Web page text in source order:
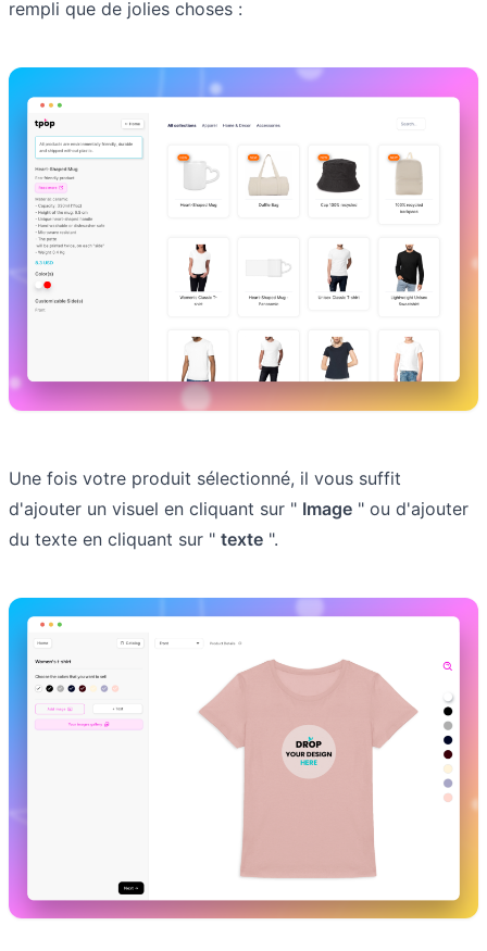
rempli que de jolies choses :
Une fois votre produit sélectionné, il vous suffit
d'ajouter un visuel en cliquant sur " Image " ou d'ajouter
du texte en cliquant sur " texte ".